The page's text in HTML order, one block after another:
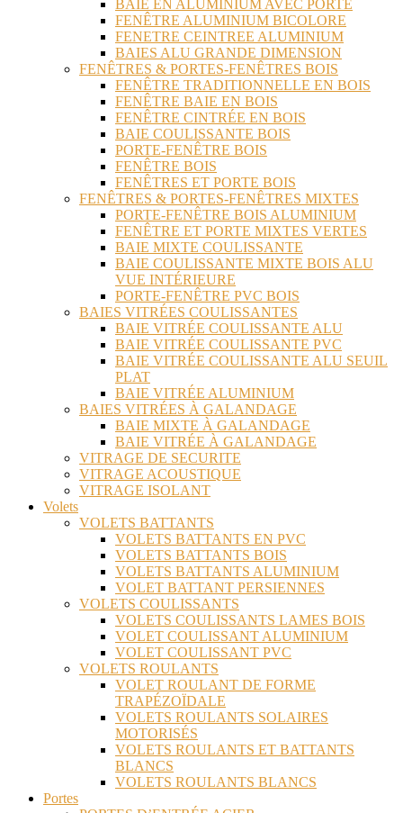
BAIE EN ALUMINIUM AVEC PORTE
FENÊTRE ALUMINIUM BICOLORE
FENETRE CEINTREE ALUMINIUM
BAIES ALU GRANDE DIMENSION
FENÊTRES & PORTES-FENÊTRES BOIS
FENÊTRE TRADITIONNELLE EN BOIS
FENÊTRE BAIE EN BOIS
FENÊTRE CINTRÉE EN BOIS
BAIE COULISSANTE BOIS
PORTE-FENÊTRE BOIS
FENÊTRE BOIS
FENÊTRES ET PORTE BOIS
FENÊTRES & PORTES-FENÊTRES MIXTES
PORTE-FENÊTRE BOIS ALUMINIUM
FENÊTRE ET PORTE MIXTES VERTES
BAIE MIXTE COULISSANTE
BAIE COULISSANTE MIXTE BOIS ALU
VUE INTÉRIEURE
PORTE-FENÊTRE PVC BOIS
BAIES VITRÉES COULISSANTES
BAIE VITRÉE COULISSANTE ALU
BAIE VITRÉE COULISSANTE PVC
BAIE VITRÉE COULISSANTE ALU SEUIL
PLAT
BAIE VITRÉE ALUMINIUM
BAIES VITRÉES À GALANDAGE
BAIE MIXTE À GALANDAGE
BAIE VITRÉE À GALANDAGE
VITRAGE DE SECURITE
VITRAGE ACOUSTIQUE
VITRAGE ISOLANT
Volets
VOLETS BATTANTS
VOLETS BATTANTS EN PVC
VOLETS BATTANTS BOIS
VOLETS BATTANTS ALUMINIUM
VOLET BATTANT PERSIENNES
VOLETS COULISSANTS
VOLETS COULISSANTS LAMES BOIS
VOLET COULISSANT ALUMINIUM
VOLET COULISSANT PVC
VOLETS ROULANTS
VOLET ROULANT DE FORME
TRAPÉZOÏDALE
VOLETS ROULANTS SOLAIRES
MOTORISÉS
VOLETS ROULANTS ET BATTANTS
BLANCS
VOLETS ROULANTS BLANCS
Portes